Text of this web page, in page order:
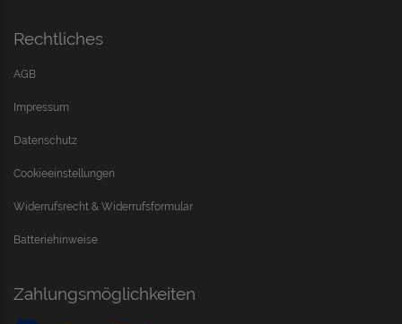
Rechtliches
AGB
Impressum
Datenschutz
Cookieeinstellungen
Widerrufsrecht & Widerrufsformular
Batteriehinweise
Zahlungsmöglichkeiten